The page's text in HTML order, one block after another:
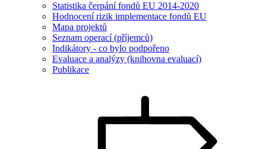
Statistika čerpání fondů EU 2014-2020
Hodnocení rizik implementace fondů EU
Mapa projektů
Seznam operací (příjemců)
Indikátory - co bylo podpořeno
Evaluace a analýzy (knihovna evaluací)
Publikace